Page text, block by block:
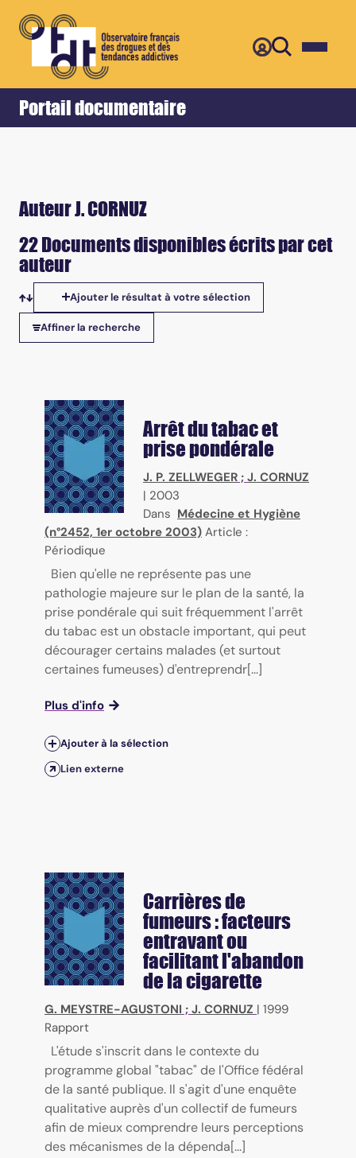
Portail documentaire
Accueil Retour
Auteur J. CORNUZ
22 Documents disponibles écrits par cet
auteur
Tris disponibles
Ajouter le résultat à votre sélection
Affiner la recherche
Arrêt du tabac et
prise pondérale
J. P. ZELLWEGER ; J. CORNUZ
| 2003
Dans Médecine et Hygiène
(n°2452, 1er octobre 2003) Article :
Périodique
Bien qu'elle ne représente pas une
pathologie majeure sur le plan de la santé, la
prise pondérale qui suit fréquemment l'arrêt
du tabac est un obstacle important, qui peut
décourager certains malades (et surtout
certaines fumeuses) d'entreprendr[...]
Plus d'info
Ajouter à la sélection
Lien externe
Carrières de
fumeurs : facteurs
entravant ou
facilitant l'abandon
de la cigarette
G. MEYSTRE-AGUSTONI ; J. CORNUZ | 1999
Rapport
L'étude s'inscrit dans le contexte du
programme global "tabac" de l'Office fédéral
de la santé publique. Il s'agit d'une enquête
qualitative auprès d'un collectif de fumeurs
afin de mieux comprendre leurs perceptions
des mécanismes de la dépenda[...]